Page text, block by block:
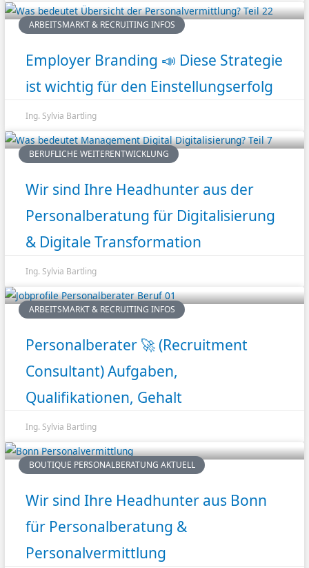
ARBEITSMARKT & RECRUITING INFOS
Employer Branding 📣 Diese Strategie
ist wichtig für den Einstellungserfolg
Ing. Sylvia Bartling
BERUFLICHE WEITERENTWICKLUNG
Wir sind Ihre Headhunter aus der
Personalberatung für Digitalisierung
& Digitale Transformation
Ing. Sylvia Bartling
ARBEITSMARKT & RECRUITING INFOS
Personalberater 🚀 (Recruitment
Consultant) Aufgaben,
Qualifikationen, Gehalt
Ing. Sylvia Bartling
BOUTIQUE PERSONALBERATUNG AKTUELL
Wir sind Ihre Headhunter aus Bonn
für Personalberatung &
Personalvermittlung